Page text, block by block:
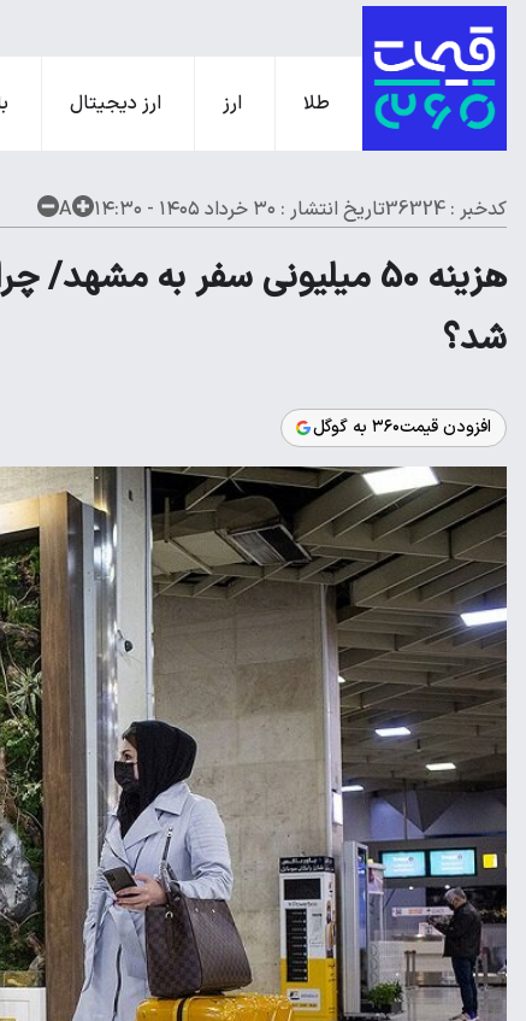
طلا ارز ارز دیجیتال
کدخبر : 36324 تاریخ انتشار : ۳۰ خرداد ۱۴۰۵ - ۱۴:۳۰ A
هزینه 50 میلیونی سفر به
شد؟
افزودن قیمت۳۶۰ به گوگل